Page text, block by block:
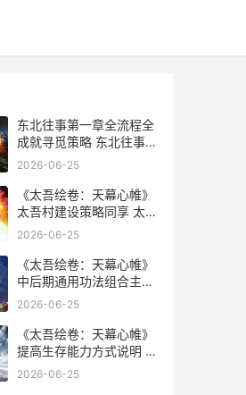
东北往事第一章全流程全
成就寻觅策略 东北往事第
一章主要内容
2026-06-25
《太吾绘卷：天幕心帷》
太吾村建设策略同享 太吾
绘卷天幕
2026-06-25
《太吾绘卷：天幕心帷》
中后期通用功法组合主推
太吾绘卷天幕心帷
2026-06-25
《太吾绘卷：天幕心帷》
提高生存能力方式说明 太
吾绘卷天劫符箓
2026-06-25